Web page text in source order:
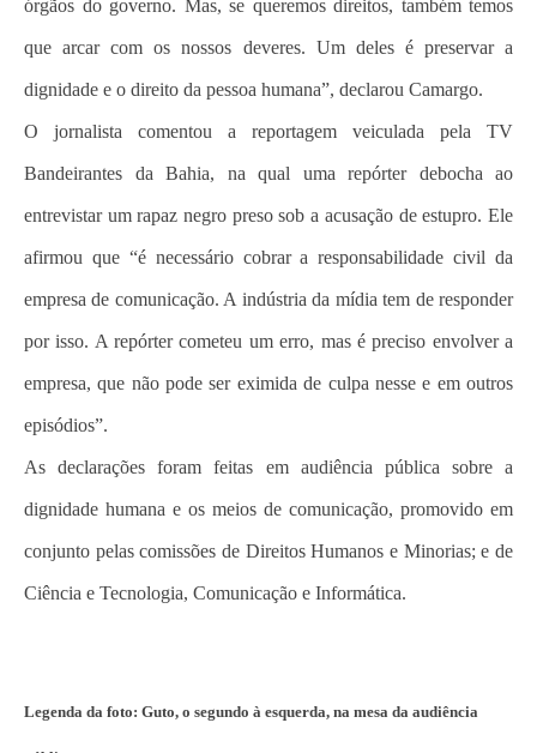
órgãos do governo. Mas, se queremos direitos, também temos
que arcar com os nossos deveres. Um deles é preservar a
dignidade e o direito da pessoa humana”, declarou Camargo.
O jornalista comentou a reportagem veiculada pela TV
Bandeirantes da Bahia, na qual uma repórter debocha ao
entrevistar um rapaz negro preso sob a acusação de estupro. Ele
afirmou que “é necessário cobrar a responsabilidade civil da
empresa de comunicação. A indústria da mídia tem de responder
por isso. A repórter cometeu um erro, mas é preciso envolver a
empresa, que não pode ser eximida de culpa nesse e em outros
episódios”.
As declarações foram feitas em audiência pública sobre a
dignidade humana e os meios de comunicação, promovido em
conjunto pelas comissões de Direitos Humanos e Minorias; e de
Ciência e Tecnologia, Comunicação e Informática.
Legenda da foto: Guto, o segundo à esquerda, na mesa da audiência